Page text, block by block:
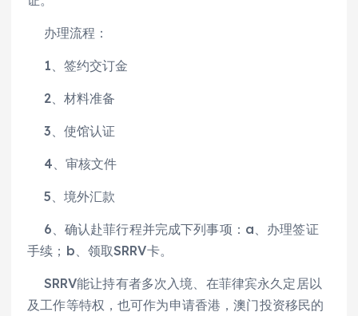
办理流程：
1、签约交订金
2、材料准备
3、使馆认证
4、审核文件
5、境外汇款
6、确认赴菲行程并完成下列事项：a、办理签证
手续；b、领取SRRV卡。
SRRV能让持有者多次入境、在菲律宾永久定居以
及工作等特权，也可作为申请香港，澳门投资移民的